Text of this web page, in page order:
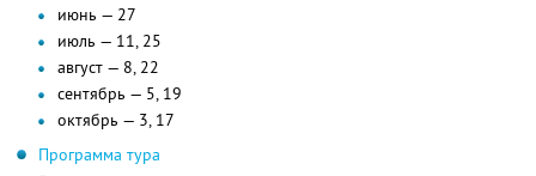
июнь — 27
июль — 11, 25
август — 8, 22
сентябрь — 5, 19
октябрь — 3, 17
Программа тура